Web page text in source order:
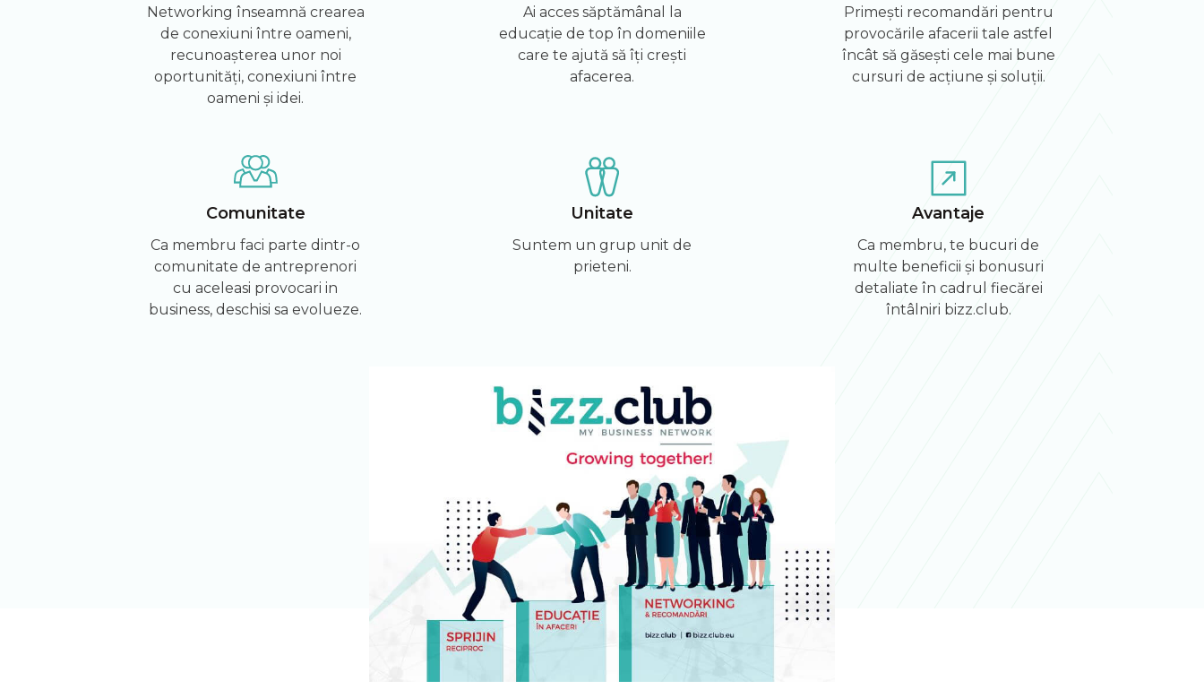
Networking înseamnă crearea
de conexiuni între oameni,
recunoașterea unor noi
oportunități, conexiuni între
oameni și idei.
Ai acces săptămânal la
educație de top în domeniile
care te ajută să îți crești
afacerea.
Primești recomandări pentru
provocările afacerii tale astfel
încât să găsești cele mai bune
cursuri de acțiune și soluții.
Comunitate
Ca membru faci parte dintr-o
comunitate de antreprenori
cu aceleasi provocari in
business, deschisi sa evolueze.
Unitate
Suntem un grup unit de
prieteni.
Avantaje
Ca membru, te bucuri de
multe beneficii și bonusuri
detaliate în cadrul fiecărei
întâlniri bizz.club.